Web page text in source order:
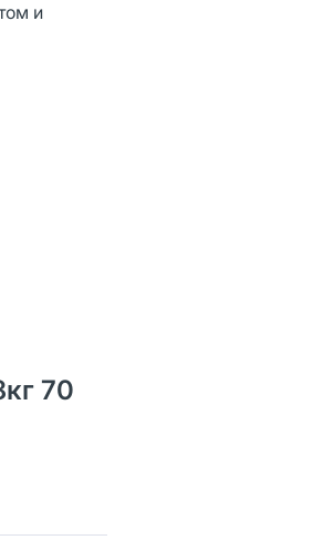
и
70